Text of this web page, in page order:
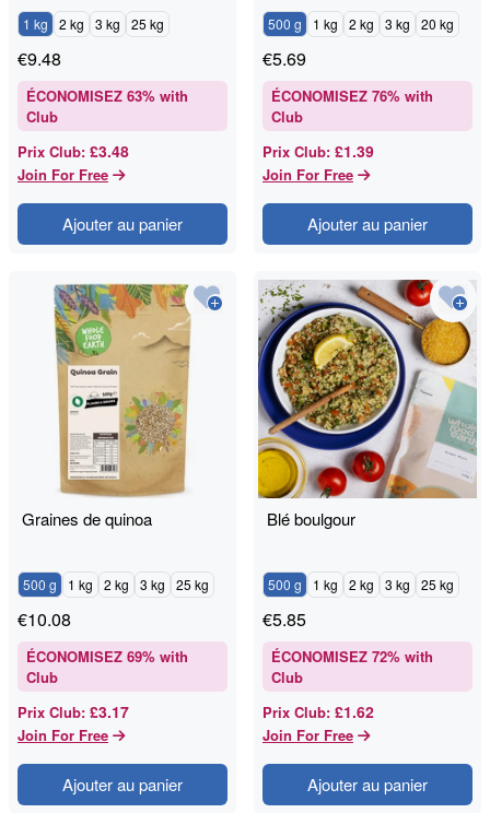
1 kg 2 kg 3 kg 25 kg
€9.48
ÉCONOMISEZ 63% with
Club
Prix Club: £3.48
Join For Free
Ajouter au panier
500 g 1 kg 2 kg 3 kg 20 kg
€5.69
ÉCONOMISEZ 76% with
Club
Prix Club: £1.39
Join For Free
Ajouter au panier
Graines de quinoa
500 g 1 kg 2 kg 3 kg 25 kg
€10.08
ÉCONOMISEZ 69% with
Club
Prix Club: £3.17
Join For Free
Ajouter au panier
Blé boulgour
500 g 1 kg 2 kg 3 kg 25 kg
€5.85
ÉCONOMISEZ 72% with
Club
Prix Club: £1.62
Join For Free
Ajouter au panier